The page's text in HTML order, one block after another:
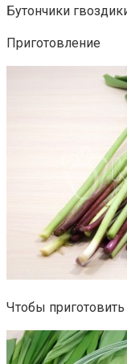
Бутончики
Приготовление
Чтобы